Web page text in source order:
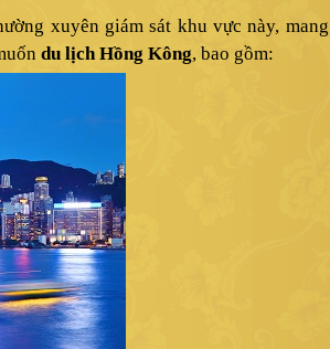
xuyên giám sát khu vực này, mang
du lịch Hồng Kông, bao gồm: